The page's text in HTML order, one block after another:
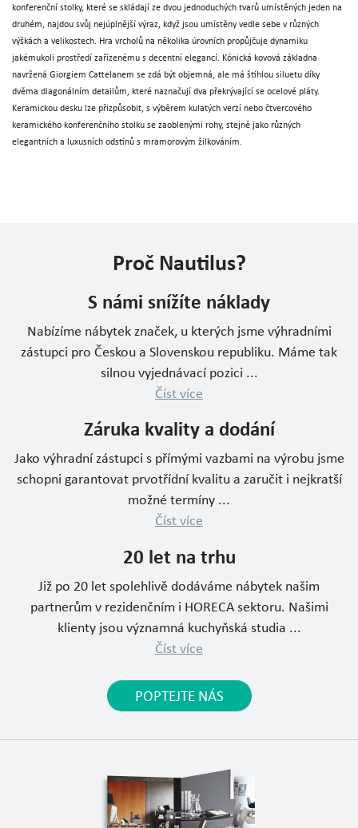
konferenční stolky, které se skládají ze dvou jednoduchých tvarů umístěných jeden na
druhém, najdou svůj nejúplnější výraz, když jsou umístěny vedle sebe v různých
výškách a velikostech. Hra vrcholů na několika úrovních propůjčuje dynamiku
jakémukoli prostředí zařízenému s decentní elegancí. Kónická kovová základna
navržená Giorgiem Cattelanem se zdá být objemná, ale má štíhlou siluetu díky
dvěma diagonálním detailům, které naznačují dva překrývající se ocelové pláty.
Keramickou desku lze přizpůsobit, s výběrem kulatých verzí nebo čtvercového
keramického konferenčního stolku se zaoblenými rohy, stejně jako různých
elegantních a luxusních odstínů s mramorovým žilkováním.
Proč Nautilus?
S námi snížíte náklady
Nabízíme nábytek značek, u kterých jsme výhradními
zástupci pro Českou a Slovenskou republiku. Máme tak
silnou vyjednávací pozici ...
Číst více
Záruka kvality a dodání
Jako výhradní zástupci s přímými vazbami na výrobu jsme
schopni garantovat prvotřídní kvalitu a zaručit i nejkratší
možné termíny ...
Číst více
20 let na trhu
Již po 20 let spolehlivě dodáváme nábytek našim
partnerům v rezidenčním i HORECA sektoru. Našimi
klienty jsou významná kuchyňská studia ...
Číst více
POPTEJTE NÁS